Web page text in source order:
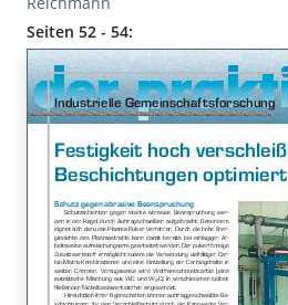
Seiten 52 - 54: